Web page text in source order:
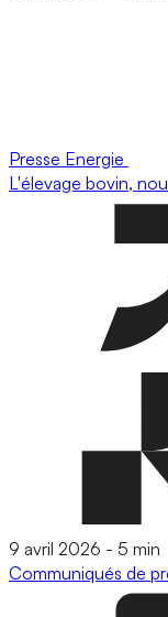
Presse Energie
L'élevage bovin,
9 avril 2026 - 5 min
Communiqués de